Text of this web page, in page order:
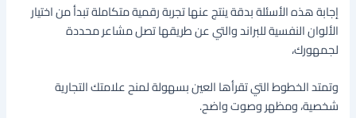
إجابة هذه الأسئلة بدقة ينتج عنها تجربة رقمية متكاملة تبدأ من اختيار
الألوان النفسية للبراند والتي عن طريقها تصل مشاعر محددة
لجمهورك،
وتمتد الخطوط التي تقرأها العين بسهولة لمنح علامتك التجارية
شخصية، ومظهر وصوت واضح.